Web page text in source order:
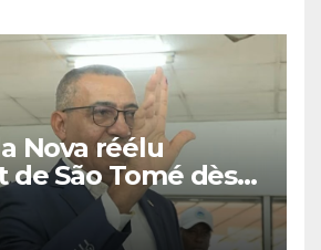
Nova réélu
de São Tomé dès